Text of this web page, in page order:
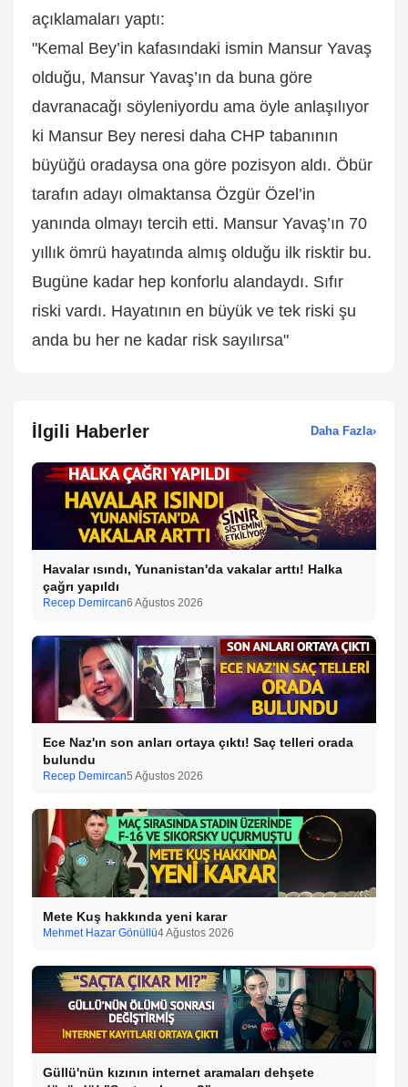
açıklamaları yaptı:
"Kemal Bey’in kafasındaki ismin Mansur Yavaş
olduğu, Mansur Yavaş’ın da buna göre
davranacağı söyleniyordu ama öyle anlaşılıyor
ki Mansur Bey neresi daha CHP tabanının
büyüğü oradaysa ona göre pozisyon aldı. Öbür
tarafın adayı olmaktansa Özgür Özel’in
yanında olmayı tercih etti. Mansur Yavaş’ın 70
yıllık ömrü hayatında almış olduğu ilk risktir bu.
Bugüne kadar hep konforlu alandaydı. Sıfır
riski vardı. Hayatının en büyük ve tek riski şu
anda bu her ne kadar risk sayılırsa"
İlgili Haberler Daha Fazla›
Havalar ısındı, Yunanistan'da vakalar arttı! Halka
çağrı yapıldı
Recep Demircan6 Ağustos 2026
Ece Naz'ın son anları ortaya çıktı! Saç telleri orada
bulundu
Recep Demircan5 Ağustos 2026
Mete Kuş hakkında yeni karar
Mehmet Hazar Gönüllü4 Ağustos 2026
Güllü'nün kızının internet aramaları dehşete